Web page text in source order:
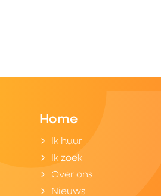
Home
Ik huur
Ik zoek
Over ons
Nieuws